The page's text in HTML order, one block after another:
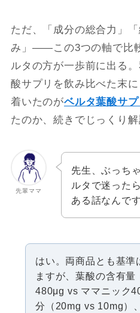
ただ、「成分の総合力」
み」――この3つの軸で比
ルタの方が一歩前に出る
酸サプリを飲み比べた末
着いたのがベルタ葉酸サプ
たのか、続きでじっくり解
先輩ママ
先生、ぶっち
ルタで迷った
ある話なんで
はい。両商品とも基準
ますが、葉酸の含有量
480μg vs ママニック
分（20mg vs 10mg）